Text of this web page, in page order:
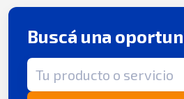
Buscá una
Término de búsqueda